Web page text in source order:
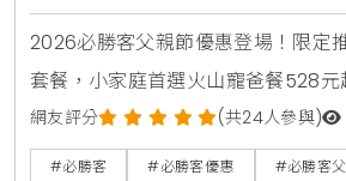
2026必勝客父親節優惠登場！限定
套餐，小家庭首選火山寵爸餐528元
火山芝心爸發餐888元起享雙大比薩
吃餐外帶買大送大，升級芝心餅皮
網友評分 (共24人參與)
#必勝客 #必勝客優惠 #必勝客